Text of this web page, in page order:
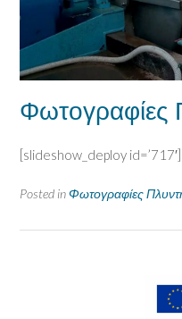
Φωτογραφίες
[slideshow_deploy id=’717′]
Posted inΦωτογραφίες